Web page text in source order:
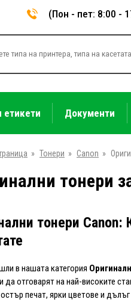
(Пон - пет: 8:00 -
етикети Документи
» Тонери » Canon »
тонери
тонери
в нашата категория
да отговарят на най-високите
остър печат, ярки цветове и